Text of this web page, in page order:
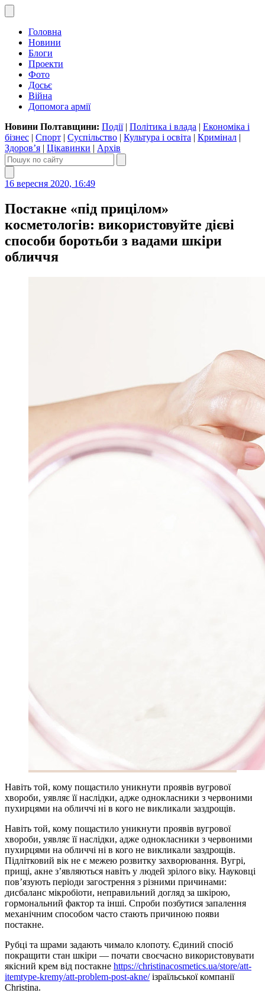
Головна
Новини
Блоги
Проекти
Фото
Досьє
Війна
Допомога армії
Новини Полтавщини: Події| Політика і влада | Економіка і
бізнес | Спорт | Суспільство | Культура і освіта | Кримінал |
Здоров’я | Цікавинки | Архів
16 вересня 2020, 16:49
Постакне «під прицілом»
косметологів: використовуйте дієві
способи боротьби з вадами шкіри
обличчя
Навіть той, кому пощастило уникнути проявів вугрової
хвороби, уявляє її наслідки, адже однокласники з червоними
пухирцями на обличчі ні в кого не викликали заздрощів.
Навіть той, кому пощастило уникнути проявів вугрової
хвороби, уявляє її наслідки, адже однокласники з червоними
пухирцями на обличчі ні в кого не викликали заздрощів.
Підлітковий вік не є межею розвитку захворювання. Вугрі,
прищі, акне з’являються навіть у людей зрілого віку. Науковці
пов’язують періоди загострення з різними причинами:
дисбаланс мікробіоти, неправильний догляд за шкірою,
гормональний фактор та інші. Спроби позбутися запалення
механічним способом часто стають причиною появи
постакне.
Рубці та шрами задають чимало клопоту. Єдиний спосіб
покращити стан шкіри — почати своєчасно використовувати
якісний крем від постакне https://christinacosmetics.ua/store/att-
itemtype-kremy/att-problem-post-akne/ізраїльської компанії
Christina.